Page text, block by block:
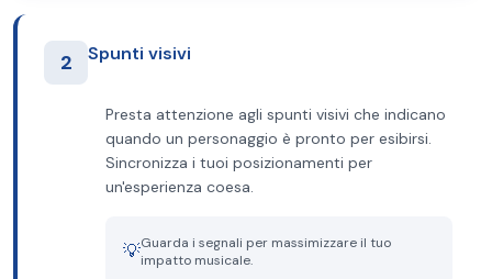
2 Spunti visivi
Presta attenzione agli spunti visivi che indicano
quando un personaggio è pronto per esibirsi.
Sincronizza i tuoi posizionamenti per
un'esperienza coesa.
💡Guarda i segnali per massimizzare il tuo
impatto musicale.